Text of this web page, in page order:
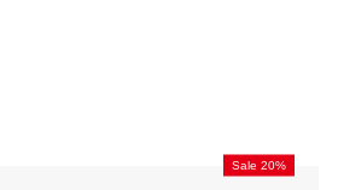
Sale 20%